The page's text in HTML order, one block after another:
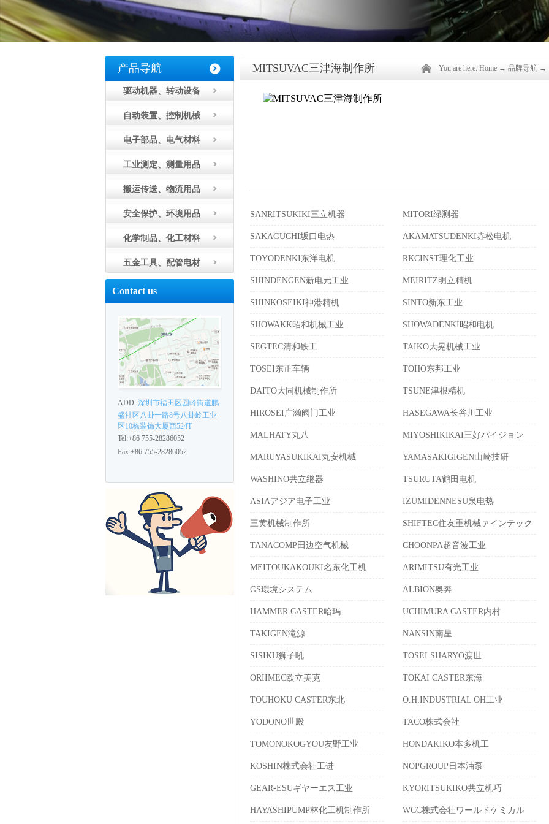
产品导航
驱动机器、转动设备
自动装置、控制机械
电子部品、电气材料
工业测定、测量用品
搬运传送、物流用品
安全保护、环境用品
化学制品、化工材料
五金工具、配管电材
Contact us
ADD: 深圳市福田区园岭街道鹏
盛社区八卦一路8号八卦岭工业
区10栋装饰大厦西524T
Tel:+86 755-28286052
Fax:+86 755-28286052
MITSUVAC三津海制作所 You are here: Home → 品牌导航 →
SANRITSUKIKI三立机器 MITORI绿测器
SAKAGUCHI坂口电热 AKAMATSUDENKI赤松电机
TOYODENKI东洋电机 RKCINST理化工业
SHINDENGEN新电元工业 MEIRITZ明立精机
SHINKOSEIKI神港精机 SINTO新东工业
SHOWAKK昭和机械工业 SHOWADENKI昭和电机
SEGTEC清和铁工 TAIKO大晃机械工业
TOSEI东正车辆 TOHO东邦工业
DAITO大同机械制作所 TSUNE津根精机
HIROSEI广濑阀门工业 HASEGAWA长谷川工业
MALHATY丸八 MIYOSHIKIKAI三好パイジョン
MARUYASUKIKAI丸安机械 YAMASAKIGIGEN山崎技研
WASHINO共立继器 TSURUTA鹤田电机
ASIAアジア电子工业 IZUMIDENNESU泉电热
三黄机械制作所 SHIFTEC住友重机械ァインテック
TANACOMP田边空气机械 CHOONPA超音波工业
MEITOUKAKOUKI名东化工机 ARIMITSU有光工业
GS環境システム ALBION奥奔
HAMMER CASTER哈玛 UCHIMURA CASTER内村
TAKIGEN滝源 NANSIN南星
SISIKU狮子吼 TOSEI SHARYO渡世
ORIIMEC欧立美克 TOKAI CASTER东海
TOUHOKU CASTER东北 O.H.INDUSTRIAL OH工业
YODONO世殿 TACO株式会社
TOMONOKOGYOU友野工业 HONDAKIKO本多机工
KOSHIN株式会社工进 NOPGROUP日本油泵
GEAR-ESUギヤーエス工业 KYORITSUKIKO共立机巧
HAYASHIPUMP林化工机制作所 WCC株式会社ワールドケミカル